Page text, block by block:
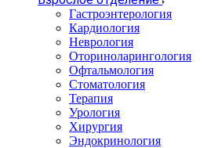
Гастроэнтерология
Кардиология
Неврология
Оториноларингология
Офтальмология
Стоматология
Терапия
Урология
Хирургия
Эндокринология